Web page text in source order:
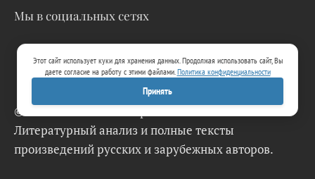
Мы в социальных сетях
© 2026 Lit-Ra.su. Электронная библиотека.
Литературный анализ и полные тексты
произведений русских и зарубежных авторов.
Этот сайт использует куки для хранения данных. Продолжая использовать сайт, Вы
даете согласие на работу с этими файлами.Политика конфиденциальности
Принять